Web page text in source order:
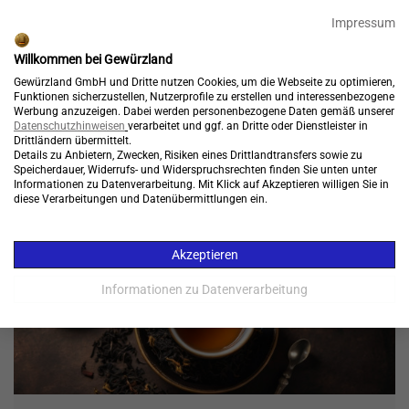
99905

Menü
Impressum
Willkommen bei Gewürzland
Gewürzland GmbH und Dritte nutzen Cookies, um die Webseite zu optimieren,
Funktionen sicherzustellen, Nutzerprofile zu erstellen und interessenbezogene
Werbung anzuzeigen. Dabei werden personenbezogene Daten gemäß unserer
Datenschutzhinweisen verarbeitet und ggf. an Dritte oder Dienstleister in
Drittländern übermittelt.
Details zu Anbietern, Zwecken, Risiken eines Drittlandtransfers sowie zu
Speicherdauer, Widerrufs- und Widerspruchsrechten finden Sie unten unter
Informationen zu Datenverarbeitung. Mit Klick auf Akzeptieren willigen Sie in
diese Verarbeitungen und Datenübermittlungen ein.
Akzeptieren
Informationen zu Datenverarbeitung